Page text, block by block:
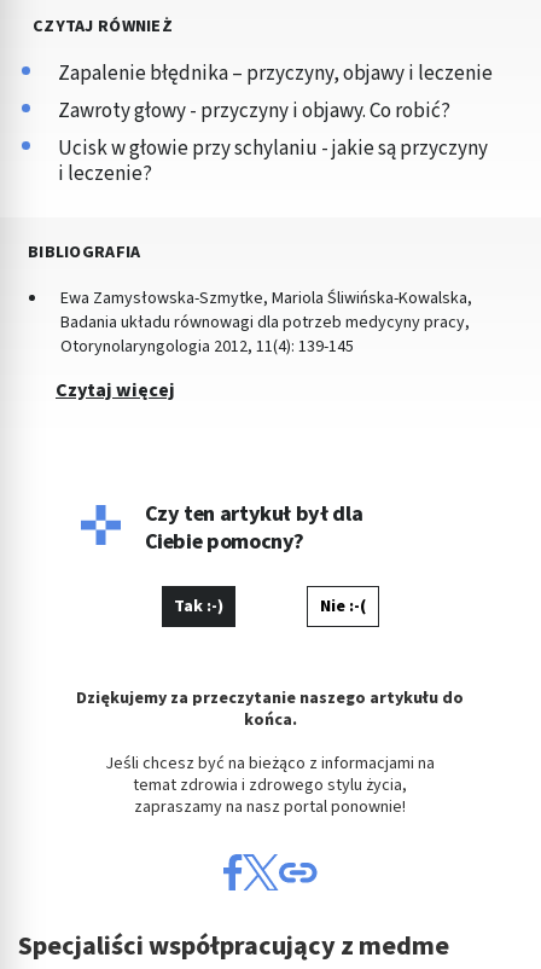
CZYTAJ RÓWNIEŻ
Zapalenie błędnika – przyczyny, objawy i leczenie
Zawroty głowy - przyczyny i objawy. Co robić?
Ucisk w głowie przy schylaniu - jakie są przyczyny
i leczenie?
BIBLIOGRAFIA
Ewa Zamysłowska-Szmytke, Mariola Śliwińska-Kowalska,
Badania układu równowagi dla potrzeb medycyny pracy,
Otorynolaryngologia 2012, 11(4): 139-145
Czytaj więcej
Czy ten artykuł był dla
Ciebie pomocny?
Tak :-) Nie :-(
Dziękujemy za przeczytanie naszego artykułu do
końca.
Jeśli chcesz być na bieżąco z informacjami na
temat zdrowia i zdrowego stylu życia,
zapraszamy na nasz portal ponownie!
Specjaliści współpracujący z medme